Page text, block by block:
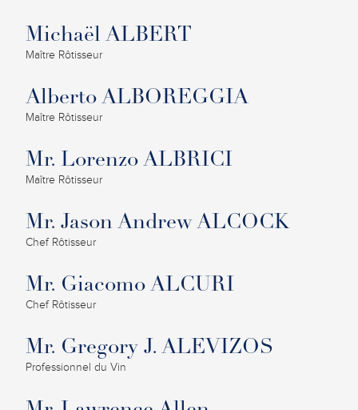
Michaël ALBERT
Maître Rôtisseur
Alberto ALBOREGGIA
Maître Rôtisseur
Mr. Lorenzo ALBRICI
Maître Rôtisseur
Mr. Jason Andrew ALCOCK
Chef Rôtisseur
Mr. Giacomo ALCURI
Chef Rôtisseur
Mr. Gregory J. ALEVIZOS
Professionnel du Vin